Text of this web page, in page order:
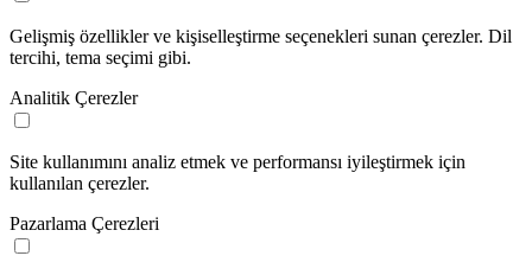
Gelişmiş özellikler ve kişiselleştirme seçenekleri sunan çerezler. Dil
tercihi, tema seçimi gibi.
Analitik Çerezler
Site kullanımını analiz etmek ve performansı iyileştirmek için
kullanılan çerezler.
Pazarlama Çerezleri